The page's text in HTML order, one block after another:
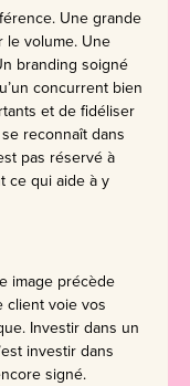
Une grande
le volume. Une
branding soigné
concurrent bien
et de fidéliser
reconnaît dans
pas réservé à
ce qui aide à y
image précède
client voie vos
Investir dans un
investir dans
signé.